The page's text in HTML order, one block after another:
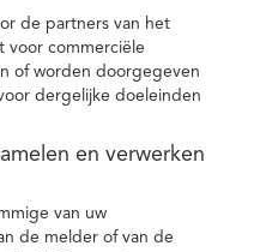
de partners van het
voor commerciële
of worden doorgegeven
dergelijke doeleinden
en verwerken
van uw
de melder of van de